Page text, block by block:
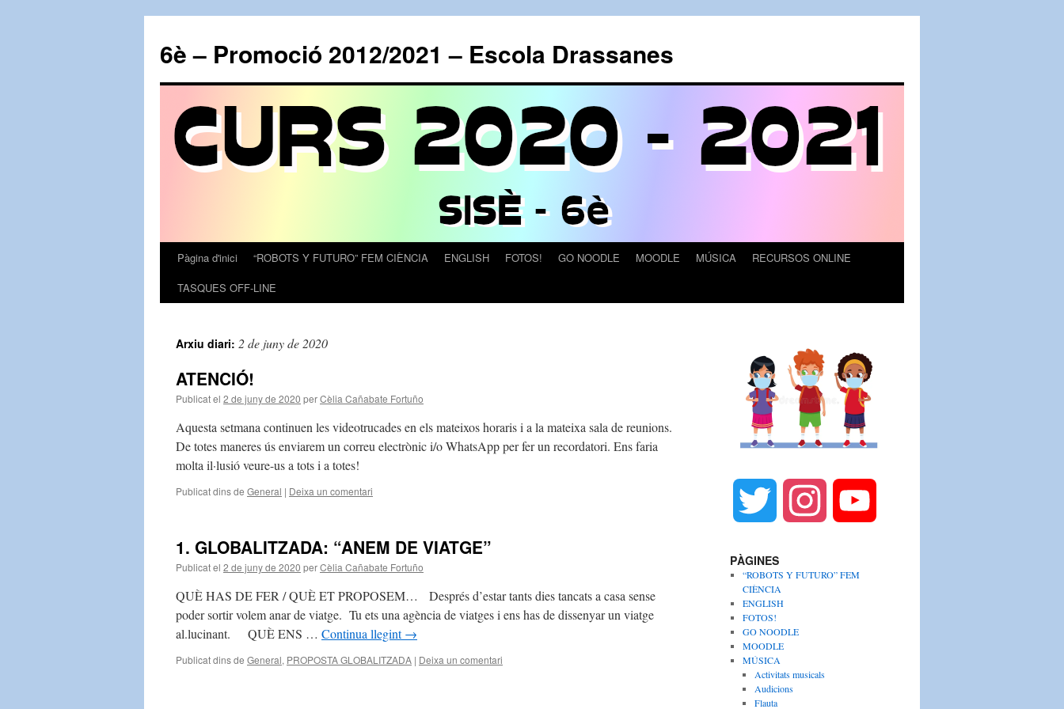
6è – Promoció 2012/2021 – Escola Drassanes
VésPàgina d'inici “ROBOTS Y FUTURO” FEM CIÈNCIA ENGLISH FOTOS! GO NOODLE MOODLE MÚSICA
RECURSOS ONLINE
TASQUES OFF-LINE
Arxiu diari: 2 de juny de 2020
ATENCIÓ!
Publicat el 2 de juny de 2020 perCèlia Cañabate Fortuño
Aquesta setmana continuen les videotrucades en els mateixos horaris i a la mateixa sala de reunions.
De totes maneres ús enviarem un correu electrònic i/o WhatsApp per fer un recordatori. Ens faria
molta il·lusió veure-us a tots i a totes!
Publicat dins de General | Deixa un comentari
1. GLOBALITZADA: “ANEM DE VIATGE”
Publicat el 2 de juny de 2020 perCèlia Cañabate Fortuño
QUÈ HAS DE FER / QUÈ ET PROPOSEM… Després d’estar tants dies tancats a casa sense
poder sortir volem anar de viatge. Tu ets una agència de viatges i ens has de dissenyar un viatge
al.lucinant. QUÈ ENS … Continua llegint→
Publicat dins de General, PROPOSTA GLOBALITZADA | Deixa un comentari
i
t
t
PÀGINES
“ROBOTS Y FUTURO” FEM
CIÈNCIA
ENGLISH
FOTOS!
GO NOODLE
MOODLE
MÚSICA
Activitats musicals
Audicions
Flauta